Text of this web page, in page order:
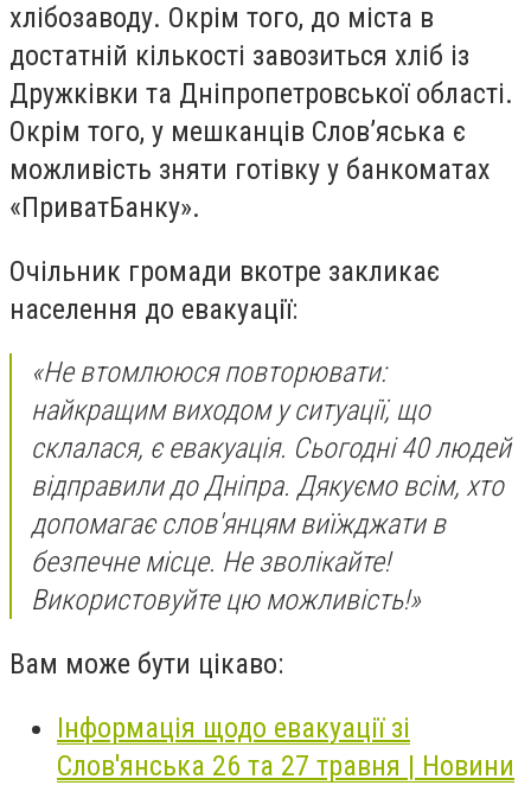
хлібозаводу. Окрім того, до міста в
достатній кількості завозиться хліб із
Дружківки та Дніпропетровської області.
Окрім того, у мешканців Слов’яська є
можливість зняти готівку у банкоматах
«ПриватБанку».
Очільник громади вкотре закликає
населення до евакуації:
«Не втомлююся повторювати:
найкращим виходом у ситуації, що
склалася, є евакуація. Сьогодні 40 людей
відправили до Дніпра. Дякуємо всім, хто
допомагаєслов'янцямвиїжджати в
безпечне місце. Не зволікайте!
Використовуйте цю можливість!»
Вам може бути цікаво:
Інформація щодо евакуації зі
Слов'янська 26 та 27 травня | Новини